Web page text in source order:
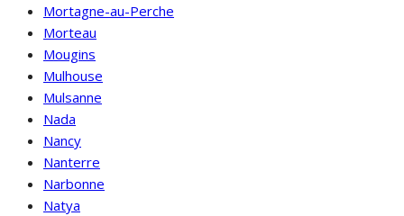
Mortagne-au-Perche
Morteau
Mougins
Mulhouse
Mulsanne
Nada
Nancy
Nanterre
Narbonne
Natya